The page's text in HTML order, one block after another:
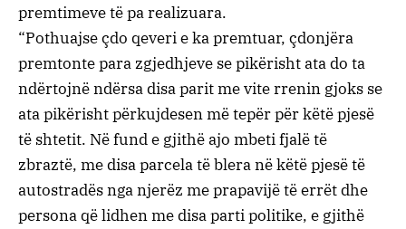
premtimeve të pa realizuara.
“Pothuajse çdo qeveri e ka premtuar, çdonjëra
premtonte para zgjedhjeve se pikërisht ata do ta
ndërtojnë ndërsa disa parit me vite rrenin gjoks se
ata pikërisht përkujdesen më tepër për këtë pjesë
të shtetit. Në fund e gjithë ajo mbeti fjalë të
zbraztë, me disa parcela të blera në këtë pjesë të
autostradës nga njerëz me prapavijë të errët dhe
persona që lidhen me disa parti politike, e gjithë